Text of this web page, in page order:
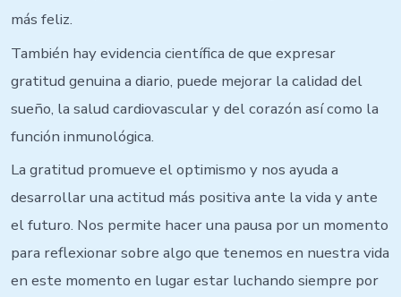
más feliz.
También hay evidencia científica de que expresar
gratitud genuina a diario, puede mejorar la calidad del
sueño, la salud cardiovascular y del corazón así como la
función inmunológica.
La gratitud promueve el optimismo y nos ayuda a
desarrollar una actitud más positiva ante la vida y ante
el futuro. Nos permite hacer una pausa por un momento
para reflexionar sobre algo que tenemos en nuestra vida
en este momento en lugar estar luchando siempre por